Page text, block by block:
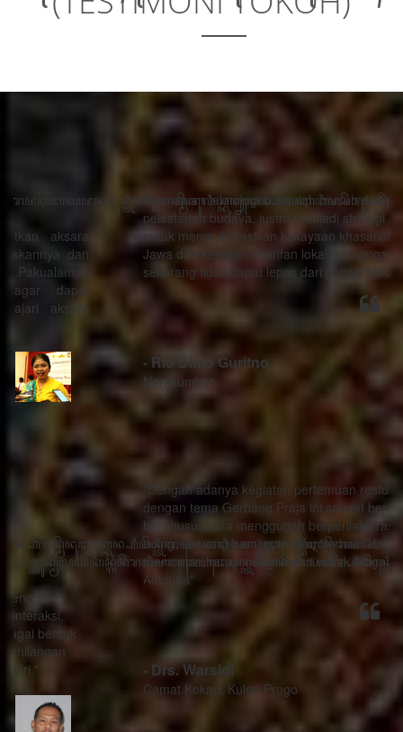
“Kemajuan teknologi bukanlah musuh dari proses
pelestarian budaya, justru menjadi strategi sebagai alat
untuk mempublikasikan kekayaan khasanah budaya
Jawa dan kearifan-kearifan lokal mengingat generasi
sekarang tidak dapat lepas dari ponsel pintarnya.”
- Rio Bimo Guritno
Narasumber
"Dengan adanya kegiatan pertemuan restorasi sosial
dengan tema Gerbang Praja ini sangat bermanfaat ada
hal khusus cara menggugah berperilaku rasa sithik
eding, seorang pemimpin mau berhasil dalam
memimpin harus menghindari watak Adigang Adigung
Adiguna"
Camat Kokap, Kulon Progo